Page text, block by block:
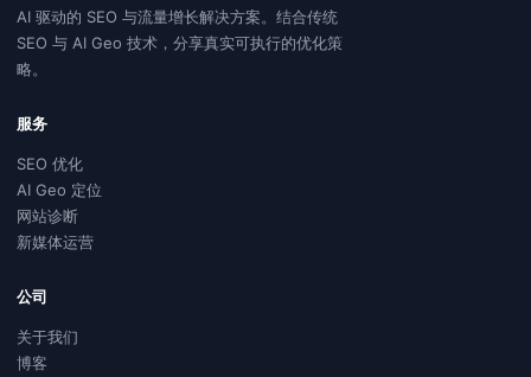
AI 驱动的 SEO 与流量增长解决方案。结合传统
SEO 与 AI Geo 技术，分享真实可执行的优化策
略。
服务
SEO 优化
AI Geo 定位
网站诊断
新媒体运营
公司
关于我们
博客